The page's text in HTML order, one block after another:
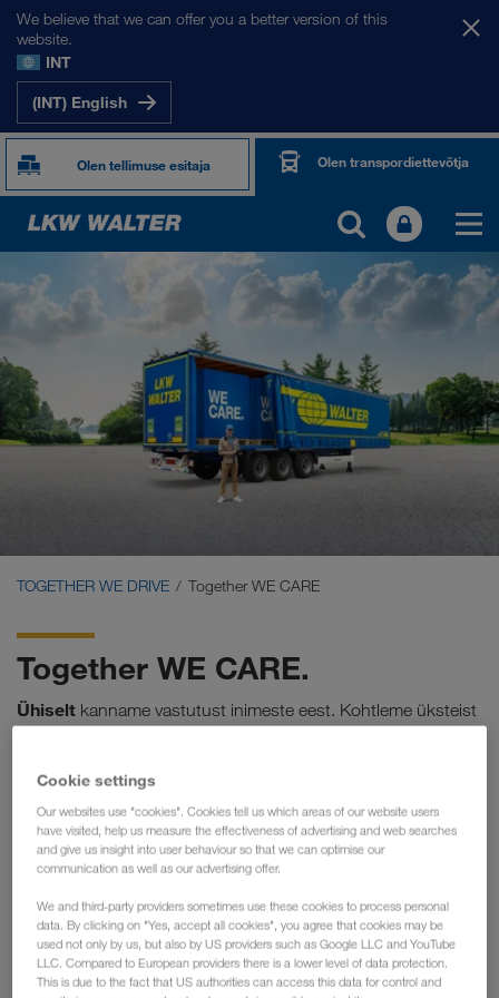
We believe that we can offer you a better version of this
website.
INT
(INT) English
Olen tellimuse esitaja Olen transpordiettevõtja
TOGETHER WE DRIVE
WE GROW
TOGETHER WE DRIVE Together WE CARE
Together WE CARE.
Ühiselt kanname vastutust inimeste eest. Kohtleme üksteist
ning koos tuleme toime erinevate väljakutsetega.
Stabiilsus & Ohutus
Kindeljakiire maksmine
Personaalne nõustamine
Partnerlusel põhinev töökeskkond
Kõrgeimad standardid
Cookie settings
Our websites use "cookies". Cookies tell us which areas of our website users
have visited, help us measure the effectiveness of advertising and web searches
and give us insight into user behaviour so that we can optimise our
communication as well as our advertising offer.
We and third-party providers sometimes use these cookies to process personal
data. By clicking on "Yes, accept all cookies", you agree that cookies may be
used not only by us, but also by US providers such as Google LLC and YouTube
LLC. Compared to European providers there is a lower level of data protection.
This is due to the fact that US authorities can access this data for control and